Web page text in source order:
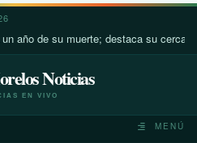
su muerte; destaca su cercanía con
Noticias
EN VIVO
MENÚ